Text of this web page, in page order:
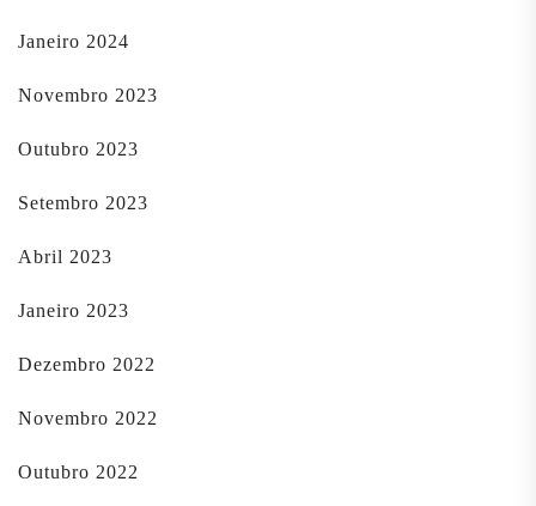
Janeiro 2024
Novembro 2023
Outubro 2023
Setembro 2023
Abril 2023
Janeiro 2023
Dezembro 2022
Novembro 2022
Outubro 2022